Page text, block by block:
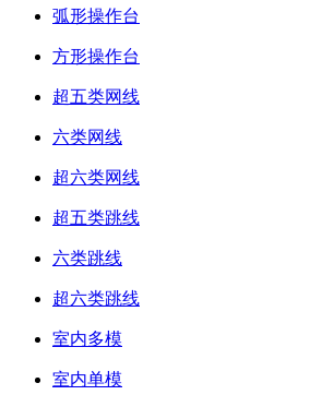
弧形操作台
方形操作台
超五类网线
六类网线
超六类网线
超五类跳线
六类跳线
超六类跳线
室内多模
室内单模